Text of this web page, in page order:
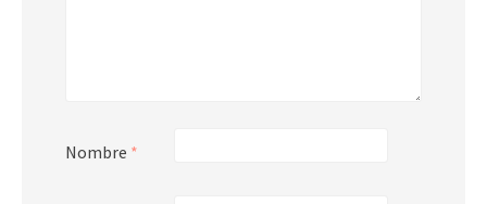
Nombre *